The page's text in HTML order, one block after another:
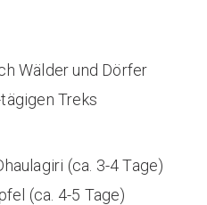
Wälder und Dörfer
Treks
(ca. 3-4 Tage)
(ca. 4-5 Tage)